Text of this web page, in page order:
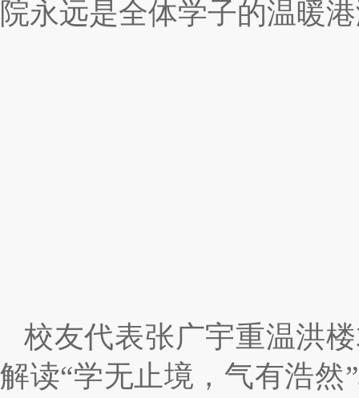
院永远是全体学子的温暖
校友代表张广宇重温洪
解读“学无止境，气有浩